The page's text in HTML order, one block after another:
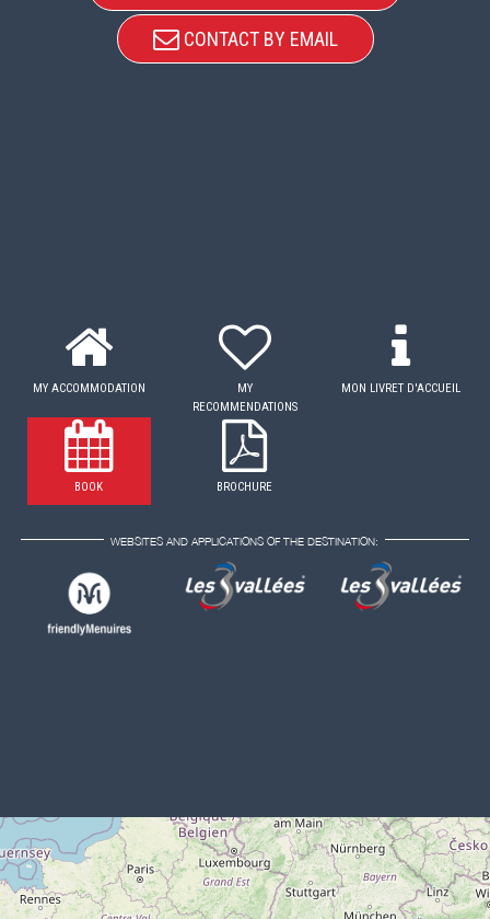
CONTACT BY EMAIL
MY ACCOMMODATION
MY
RECOMMENDATIONS
MON LIVRET D'ACCUEIL
BOOK BROCHURE
WEBSITES AND APPLICATIONS OF THE DESTINATION: